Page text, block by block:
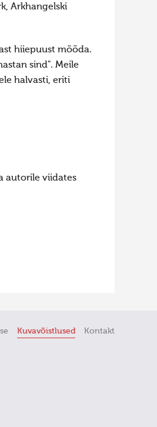
Arkhangelski
hiiepuust mõõda.
sind". Meile
halvasti, eriti
autorile viidates
Kuvavõistlused Kontakt